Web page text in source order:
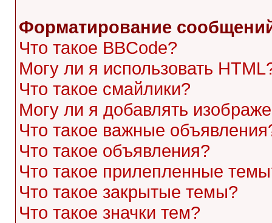
Форматирование
Что такое BBCode?
Могу ли я использовать
Что такое смайлики?
Могу ли я добавлять
Что такое важные
Что такое объявления?
Что такое прилепленные
Что такое закрытые темы?
Что такое значки тем?